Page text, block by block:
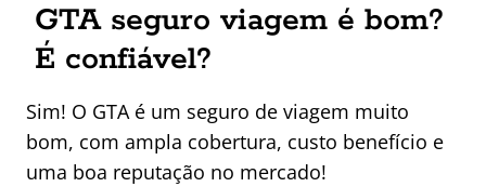
GTA seguro viagem é bom?
É confiável?
Sim! O GTA é um seguro de viagem muito
bom, com ampla cobertura, custo benefício e
uma boa reputação no mercado!